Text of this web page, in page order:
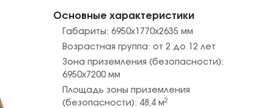
Основные характеристики
Габариты: 6950х1770х2635 мм
Возрастная группа: от 2 до 12 лет
Зона приземления (безопасности):
6950х7200 мм
Площадь зоны приземления
(безопасности): 48,4 м2